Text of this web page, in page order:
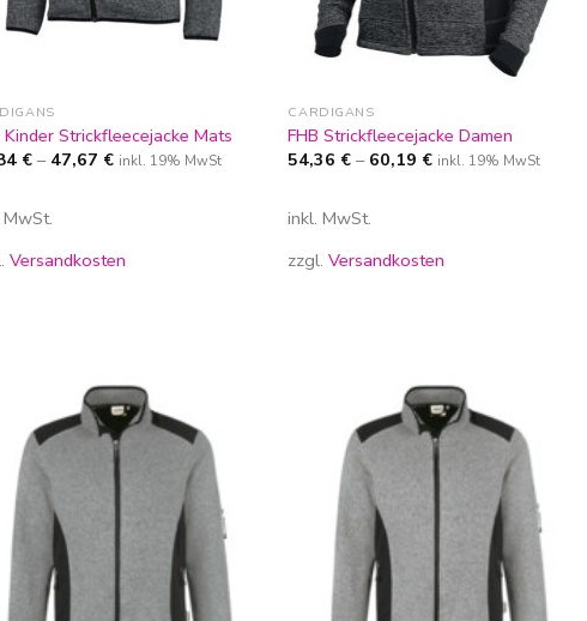
Kinder Strickfleecejacke Mats
€– 47,67 € inkl. 19% MwSt
Versandkosten
CARDIGANS
FHB Strickfleecejacke Damen
54,36 € – 60,19 € inkl. 19% MwSt
inkl. MwSt.
zzgl.Versandkosten